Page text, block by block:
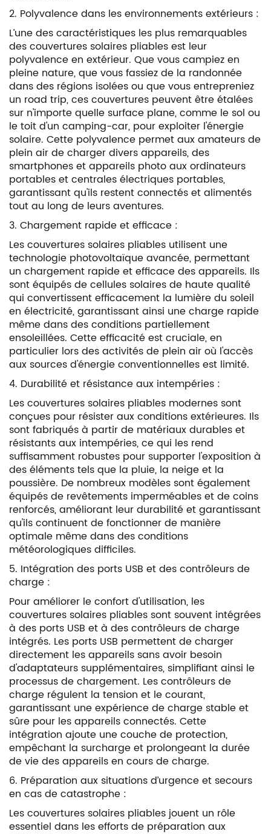
2. Polyvalence dans les environnements extérieurs :
L’une des caractéristiques les plus remarquables
des couvertures solaires pliables est leur
polyvalence en extérieur. Que vous campiez en
pleine nature, que vous fassiez de la randonnée
dans des régions isolées ou que vous entrepreniez
un road trip, ces couvertures peuvent être étalées
sur n'importe quelle surface plane, comme le sol ou
le toit d'un camping-car, pour exploiter l'énergie
solaire. Cette polyvalence permet aux amateurs de
plein air de charger divers appareils, des
smartphones et appareils photo aux ordinateurs
portables et centrales électriques portables,
garantissant qu'ils restent connectés et alimentés
tout au long de leurs aventures.
3. Chargement rapide et efficace :
Les couvertures solaires pliables utilisent une
technologie photovoltaïque avancée, permettant
un chargement rapide et efficace des appareils. Ils
sont équipés de cellules solaires de haute qualité
qui convertissent efficacement la lumière du soleil
en électricité, garantissant ainsi une charge rapide
même dans des conditions partiellement
ensoleillées. Cette efficacité est cruciale, en
particulier lors des activités de plein air où l'accès
aux sources d'énergie conventionnelles est limité.
4. Durabilité et résistance aux intempéries :
Les couvertures solaires pliables modernes sont
conçues pour résister aux conditions extérieures. Ils
sont fabriqués à partir de matériaux durables et
résistants aux intempéries, ce qui les rend
suffisamment robustes pour supporter l'exposition à
des éléments tels que la pluie, la neige et la
poussière. De nombreux modèles sont également
équipés de revêtements imperméables et de coins
renforcés, améliorant leur durabilité et garantissant
qu'ils continuent de fonctionner de manière
optimale même dans des conditions
météorologiques difficiles.
5. Intégration des ports USB et des contrôleurs de
charge :
Pour améliorer le confort d'utilisation, les
couvertures solaires pliables sont souvent intégrées
à des ports USB et à des contrôleurs de charge
intégrés. Les ports USB permettent de charger
directement les appareils sans avoir besoin
d'adaptateurs supplémentaires, simplifiant ainsi le
processus de chargement. Les contrôleurs de
charge régulent la tension et le courant,
garantissant une expérience de charge stable et
sûre pour les appareils connectés. Cette
intégration ajoute une couche de protection,
empêchant la surcharge et prolongeant la durée
de vie des appareils en cours de charge.
6. Préparation aux situations d’urgence et secours
en cas de catastrophe :
Les couvertures solaires pliables jouent un rôle
essentiel dans les efforts de préparation aux